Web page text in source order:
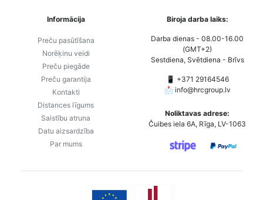
Informācija
Preču pasūtīšana
Norēķinu veidi
Preču piegāde
Preču garantija
Kontakti
Distances līgums
Saistību atruna
Datu aizsardzība
Par mums
Biroja darba laiks:
Darba dienas - 08.00-16.00
(GMT+2)
Sestdiena, Svētdiena - Brīvs
📱 +371 29164546
📩 info@hrcgroup.lv
Noliktavas adrese:
Čuibes iela 6A, Rīga, LV-1063